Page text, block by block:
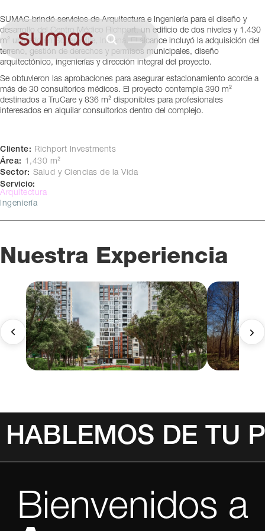
SUMAC brindó servicios de Arquitectura e Ingeniería para el diseño y
desarrollo del Centro Médico Richport, un edificio de dos niveles y 1.430
m² ubicado en Schererville, Indiana. El alcance incluyó la adquisición del
terreno, gestión de derechos y permisos municipales, diseño
arquitectónico, ingenierías y dirección integral del proyecto.
Se obtuvieron las aprobaciones para asegurar estacionamiento acorde a
más de 30 consultorios médicos. El proyecto contempla 390 m²
destinados a TruCare y 836 m² disponibles para profesionales
interesados en alquilar consultorios dentro del complejo.
Cliente: Richport Investments
Área: 1,430 m²
Sector: Salud y Ciencias de la Vida
Servicio:
Arquitectura
Ingeniería
Nuestra Experiencia
HABLEMOS DE TU
Bienvenidos a